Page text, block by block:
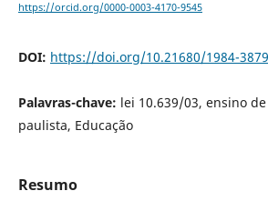
https://orcid.org/0000-0003-4170-9545
DOI: https://doi.org/10.21680/1984-
Palavras-chave: lei 10.639/03, ensino
paulista, Educação
Resumo